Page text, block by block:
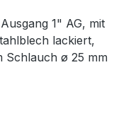
1" AG, mit
lackiert,
Schlauch ø 25 mm